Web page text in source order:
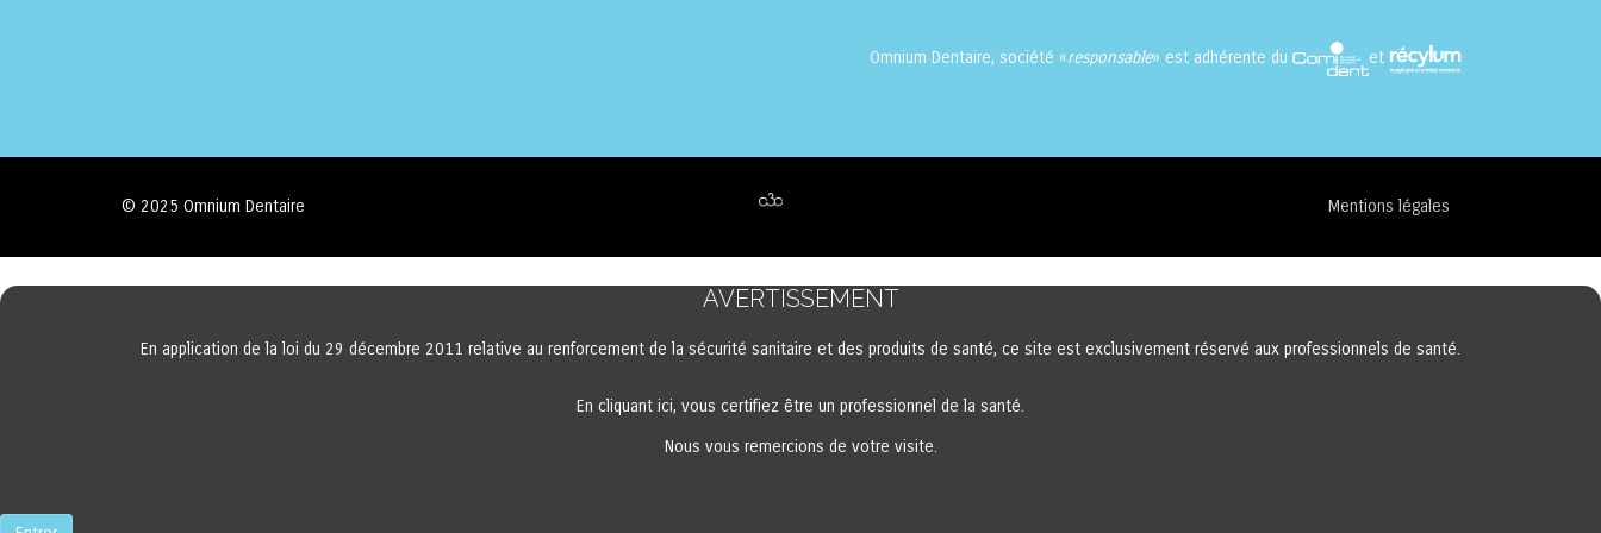
Omnium Dentaire, société «responsable» est adhérente du et
© 2025 Omnium Dentaire Mentions légales
AVERTISSEMENT
En application de la loi du 29 décembre 2011 relative au renforcement de la sécurité sanitaire et des produits de santé, ce site est exclusivement réservé aux professionnels de santé.
En cliquant ici, vous certifiez être un professionnel de la santé.
Nous vous remercions de votre visite.